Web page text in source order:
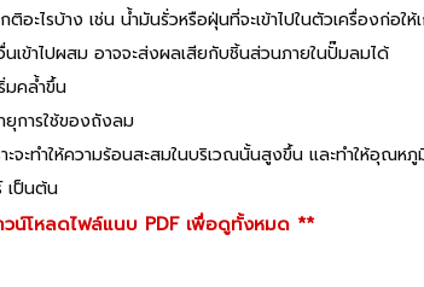
ไรบ้าง เช่น น้ำมันรั่วหรือฝุ่นที่จะเข้าไปในตัวเครื่องก่อใ
เข้าไปผสม อาจจะส่งผลเสียกับชิ้นส่วนภายในปั๊มลมได้
มคล้ำขึ้น
การใช้ของถังลม
ะทำให้ความร้อนสะสมในบริเวณนั้นสูงขึ้น และทำให้อุณห
เป็นต้น
น์โหลดไฟล์แนบ PDF เพื่อดูทั้งหมด **